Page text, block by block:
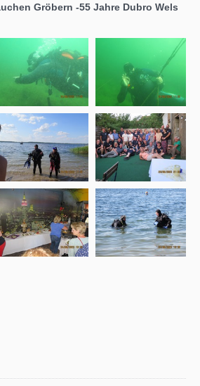
Gröbern -55 Jahre Dubro Wels